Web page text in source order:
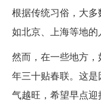
根据传统习俗，大
如北京、上海等地的
然而，在一些地方
年三十贴春联。这
气越旺，希望早点迎